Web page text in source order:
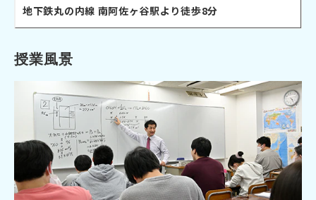
地下鉄丸の内線 南阿佐ヶ谷駅より徒歩8分
授業風景